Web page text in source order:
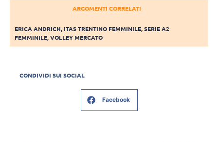
ARGOMENTI CORRELATI
ERICA ANDRICH, ITAS TRENTINO FEMMINILE,SERIE A2
FEMMINILE,VOLLEY MERCATO
CONDIVIDI SUI SOCIAL
Facebook